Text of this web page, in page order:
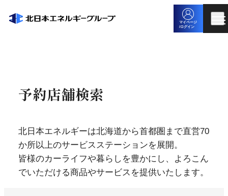
マイページ
/ログイン
予約店舗検索
北日本エネルギーは北海道から首都圏まで直営70
か所以上のサービスステーションを展開。
皆様のカーライフや暮らしを豊かにし、よろこん
でいただける商品やサービスを提供いたします。